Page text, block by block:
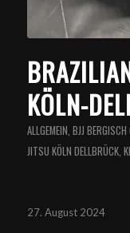
KÖLN-
ALLGEMEIN BJJ BERGISCH
JITSU KÖLN DELLBRÜCK,
27. August 2024